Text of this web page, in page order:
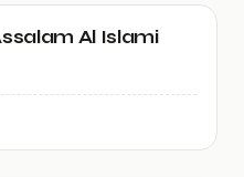
Al Islami